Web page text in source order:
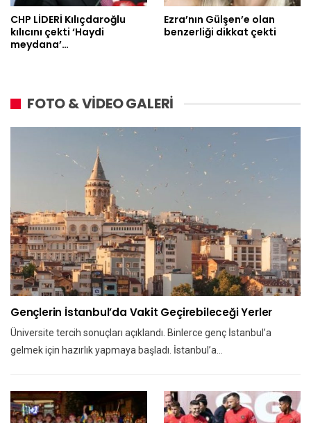
CHP LİDERİ Kılıçdaroğlu
kılıcını çekti ‘Haydi
meydana’…
Ezra’nın Gülşen’e olan
benzerliği dikkat çekti
FOTO & VİDEO GALERİ
Gençlerin İstanbul’da Vakit Geçirebileceği Yerler
Üniversite tercih sonuçları açıklandı. Binlerce genç İstanbul’a
gelmek için hazırlık yapmaya başladı. İstanbul’a…